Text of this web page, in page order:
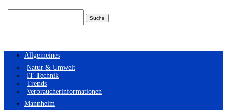
Allgemeines
Natur & Umwelt
IT Technik
Trends
Verbraucherinformationen
Mannheim